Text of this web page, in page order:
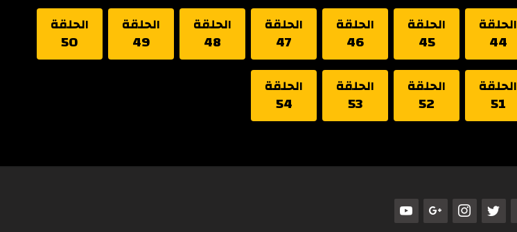
الحلقة
44
الحلقة
45
الحلقة
46
الحلقة
47
الحلقة
48
الحلقة
49
الحلقة
50
الحلقة
51
الحلقة
52
الحلقة
53
الحلقة
54